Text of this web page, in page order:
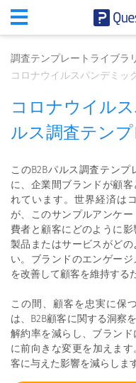
調査テンプレートライブラ
コロナウイルスパンデミッ
コロナウイル
ルス調査テンプ
このB2Bパルス調査テン
に、企業間ブランドが顧
れています。世界経済は
が、このサンプルアンケ
費者と顧客にどのように影
製品またはサービスがど
い。ブランドのエンゲー
を改善して顧客を維持する
この間、顧客を忠実に保
は、B2B顧客に関する洞察
解約率を減らし、ブラン
に前向きな変更を加えます
客に与えた影響を減らします